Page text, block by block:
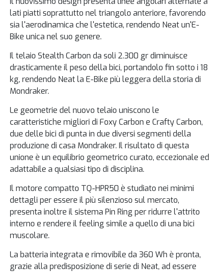
lati piatti soprattutto nel triangolo anteriore, favorendo
sia l'aerodinamica che l'estetica, rendendo Neat un'E-
Bike unica nel suo genere.
Il telaio Stealth Carbon da soli 2.300 gr diminuisce
drasticamente il peso della bici, portandolo fin sotto i 18
kg, rendendo Neat la E-Bike più leggera della storia di
Mondraker.
Le geometrie del nuovo telaio uniscono le
caratteristiche migliori di Foxy Carbon e Crafty Carbon,
due delle bici di punta in due diversi segmenti della
produzione di casa Mondraker. Il risultato di questa
unione è un equilibrio geometrico curato, eccezionale ed
adattabile a qualsiasi tipo di disciplina.
Il motore compatto TQ-HPR50 è studiato nei minimi
dettagli per essere il più silenzioso sul mercato,
presenta inoltre il sistema Pin Ring per ridurre l'attrito
interno e rendere il feeling simile a quello di una bici
muscolare.
La batteria integrata e rimovibile da 360 Wh è pronta,
grazie alla predisposizione di serie di Neat, ad essere